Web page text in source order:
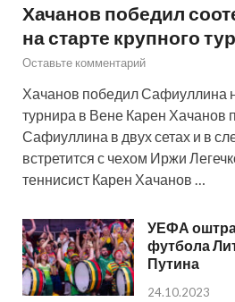
Хачанов победил
на старте крупного
Оставьте комментарий
Хачанов победил Сафиуллина
турнира в Вене Карен Хачанов
Сафиуллина в двух сетах и в
встретится с чехом Иржи
теннисист Карен Хачанов …
УЕФА
футбола
Путина
24.10.2023